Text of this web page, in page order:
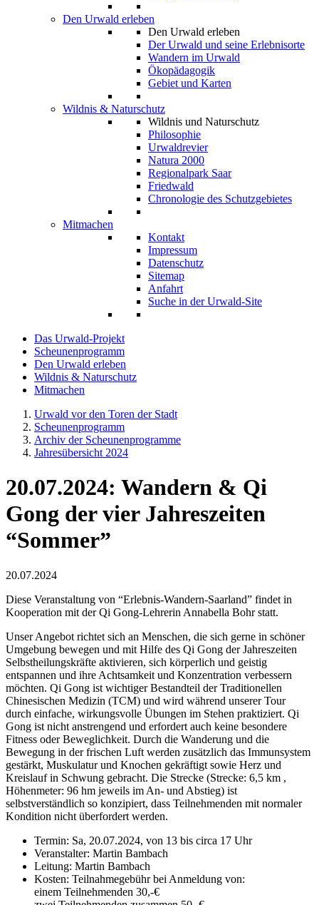
Den Urwald erleben
Den Urwald erleben
Der Urwald und seine Erlebnisorte
Wandern im Urwald
Ökopädagogik
Gebiet und Karten
Wildnis & Naturschutz
Wildnis und Naturschutz
Philosophie
Urwaldrevier
Natura 2000
Regionalpark Saar
Friedwald
Chronologie des Schutzgebietes
Mitmachen
Kontakt
Impressum
Datenschutz
Sitemap
Anfahrt
Suche in der Urwald-Site
Das Urwald-Projekt
Scheunenprogramm
Den Urwald erleben
Wildnis & Naturschutz
Mitmachen
Urwald vor den Toren der Stadt
Scheunenprogramm
Archiv der Scheunenprogramme
Jahresübersicht 2024
20.07.2024: Wandern & Qi
Gong der vier Jahreszeiten
“Sommer”
20.07.2024
Diese Veranstaltung von “Erlebnis-Wandern-Saarland” findet in
Kooperation mit der Qi Gong-Lehrerin Annabella Bohr statt.
Unser Angebot richtet sich an Menschen, die sich gerne in schöner
Umgebung bewegen und mit Hilfe des Qi Gong der Jahreszeiten
Selbstheilungskräfte aktivieren, sich körperlich und geistig
entspannen und ihre Achtsamkeit und Konzentration verbessern
möchten. Qi Gong ist wichtiger Bestandteil der Traditionellen
Chinesischen Medizin (TCM) und wird während unserer Tour
durch einfache, wirkungsvolle Übungen im Stehen praktiziert. Qi
Gong ist nicht anstrengend und erfordert auch keine besondere
Fitness oder Beweglichkeit. Durch die Wanderung und die
Bewegung in der frischen Luft werden zusätzlich das Immunsystem
gestärkt, Muskulatur und Knochen gekräftigt sowie Herz und
Kreislauf in Schwung gebracht. Die Strecke (Strecke: 6,5 km ,
Höhenmeter: 96 hm jeweils im An- und Abstieg) ist
selbstverständlich so konzipiert, dass Teilnehmenden mit normaler
Kondition nicht überfordert werden.
Termin: Sa, 20.07.2024, von 13 bis circa 17 Uhr
Veranstalter: Martin Bambach
Leitung: Martin Bambach
Kosten: Teilnahmegebühr bei Anmeldung von:
einem Teilnehmenden 30,-€